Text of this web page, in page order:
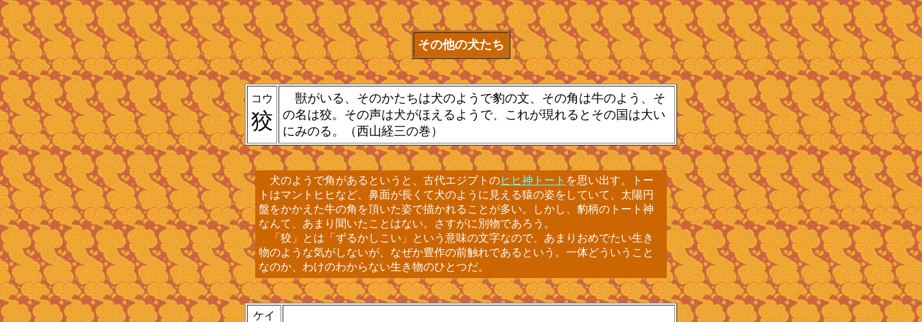
その他の犬たち
コウ
狡
獣がいる、そのかたちは犬のようで豹の文、その角は牛のよう、そ
の名は狡。その声は犬がほえるようで、これが現れるとその国は大い
にみのる。（西山経三の巻）
犬のようで角があるというと、古代エジプトのヒヒ神トート を思い出す。トー
トはマントヒヒなど、鼻面が長くて犬のように見える猿の姿をしていて、太陽円
盤をかかえた牛の角を頂いた姿で描かれることが多い。しかし、豹柄のトート神
なんて、あまり聞いたことはない。さすがに別物であろう。
「狡」とは「ずるかしこい」という意味の文字なので、あまりおめでたい生き
物のような気がしないが、なぜか豊作の前触れであるという。一体どういうこと
なのか、わけのわからない生き物のひとつだ。
ケイ